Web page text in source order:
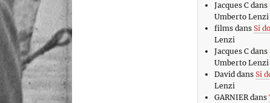
Jacques Cdans
Umberto Lenzi
filmsdans Si
Lenzi
Jacques Cdans
Umberto Lenzi
Daviddans Si
Lenzi
GARNIERdans